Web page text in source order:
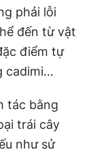
phải lỗi
đến từ vật
điểm tự
cadimi…
tác bằng
trái cây
như sử